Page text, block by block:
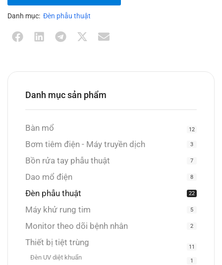
Danh mục: Đèn phẫu thuật
Danh mục sản phẩm
Bàn mổ 12
Bơm tiêm điện - Máy truyền dịch 3
Bồn rửa tay phẫu thuật 7
Dao mổ điện 8
Đèn phẫu thuật 22
Máy khử rung tim 5
Monitor theo dõi bệnh nhân 2
Thiết bị tiệt trùng 11
Đèn UV diệt khuẩn 1